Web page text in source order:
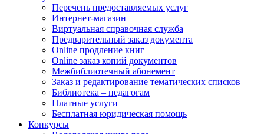
Перечень предоставляемых услуг
Интернет-магазин
Виртуальная справочная служба
Предварительный заказ документа
Online продление книг
Online заказ копий документов
Межбиблиотечный абонемент
Заказ и редактирование тематических списков
Библиотека – педагогам
Платные услуги
Бесплатная юридическая помощь
Конкурсы